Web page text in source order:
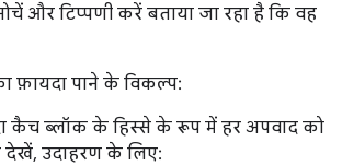
और टिप्पणी करें बताया जा रहा है कि वह
फ़ायदा पाने के विकल्प:
कैच ब्लॉक के हिस्से के रूप में हर अपवाद को
उदाहरण के लिए: